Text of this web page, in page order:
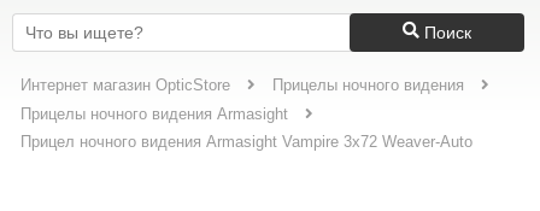
Поиск
Интернет магазин OpticStore
Прицелы ночного видения
Прицелы ночного видения Armasight
Прицел ночного видения Armasight Vampire 3x72 Weaver-Auto